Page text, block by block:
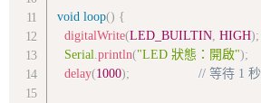
void loop() {
digitalWrite(LED_BUILTIN, HIGH);
Serial.println("LED 狀態：開啟");
delay(1000); // 等待 1 秒